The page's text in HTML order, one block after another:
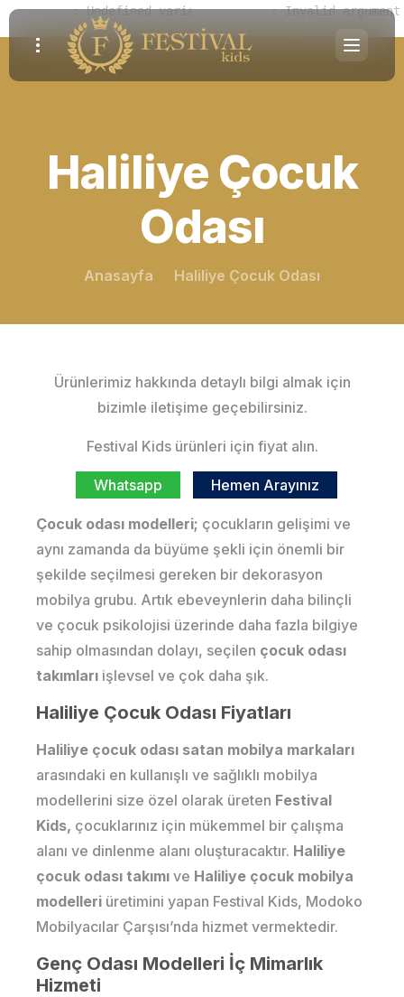
Notice (8): Undefined variable: parallaxes [APP/View/
Warning (2): Invalid
Haliliye Çocuk
Odası
Anasayfa Haliliye Çocuk Odası
Ürünlerimiz hakkında detaylı bilgi almak için
bizimle iletişime geçebilirsiniz.
Festival Kids ürünleri için fiyat alın.
Whatsapp Hemen Arayınız
Çocuk odası modelleri; çocukların gelişimi ve
aynı zamanda da büyüme şekli için önemli bir
şekilde seçilmesi gereken bir dekorasyon
mobilya grubu. Artık ebeveynlerin daha bilinçli
ve çocuk psikolojisi üzerinde daha fazla bilgiye
sahip olmasından dolayı, seçilen çocuk odası
takımları işlevsel ve çok daha şık.
Haliliye Çocuk Odası Fiyatları
Haliliye çocuk odası satan mobilya markaları
arasındaki en kullanışlı ve sağlıklı mobilya
modellerini size özel olarak üreten Festival
Kids, çocuklarınız için mükemmel bir çalışma
alanı ve dinlenme alanı oluşturacaktır. Haliliye
çocuk odası takımı ve Haliliye çocuk mobilya
modelleri üretimini yapan Festival Kids, Modoko
Mobilyacılar Çarşısı’nda hizmet vermektedir.
Genç Odası Modelleri İç Mimarlık
Hizmeti